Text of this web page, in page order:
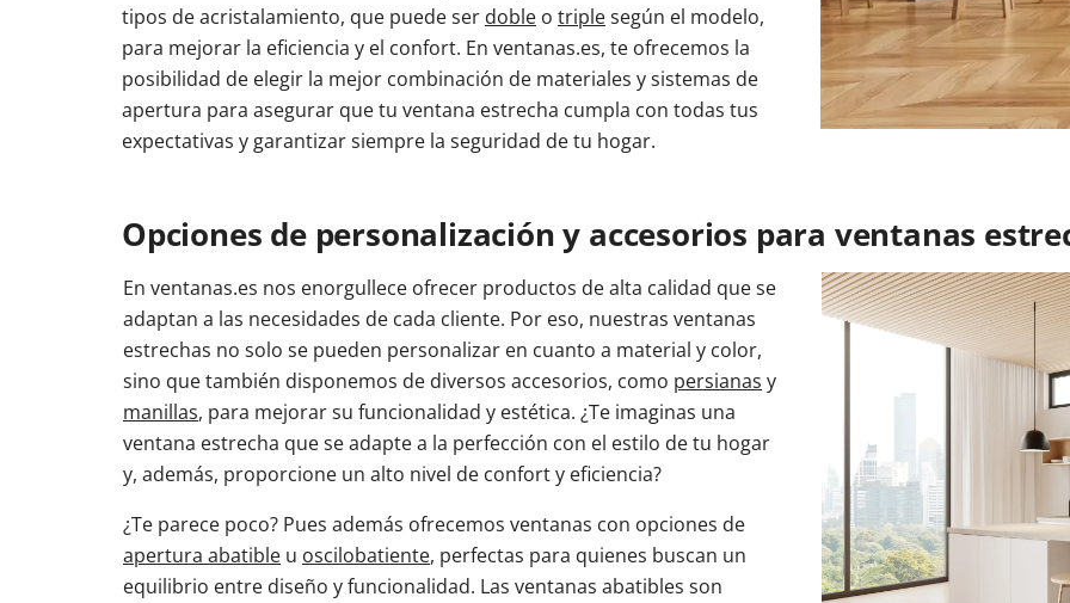
tipos de acristalamiento, que puede ser doble o triplesegún el modelo,
para mejorar la eficiencia y el confort. En ventanas.es, te ofrecemos la
posibilidad de elegir la mejor combinación de materiales y sistemas de
apertura para asegurar que tu ventana estrecha cumpla con todas tus
expectativas y garantizar siempre la seguridad de tu hogar.
Opciones de personalización y accesorios para ventanas
En ventanas.es nos enorgullece ofrecer productos de alta calidad que se
adaptan a las necesidades de cada cliente. Por eso, nuestras ventanas
estrechas no solo se pueden personalizar en cuanto a material y color,
sino que también disponemos de diversos accesorios, como persianas y
manillas, para mejorar su funcionalidad y estética. ¿Te imaginas una
ventana estrecha que se adapte a la perfección con el estilo de tu hogar
y, además, proporcione un alto nivel de confort y eficiencia?
¿Te parece poco? Pues además ofrecemos ventanas con opciones de
apertura abatible u oscilobatiente, perfectas para quienes buscan un
equilibrio entre diseño y funcionalidad. Las ventanas abatibles son